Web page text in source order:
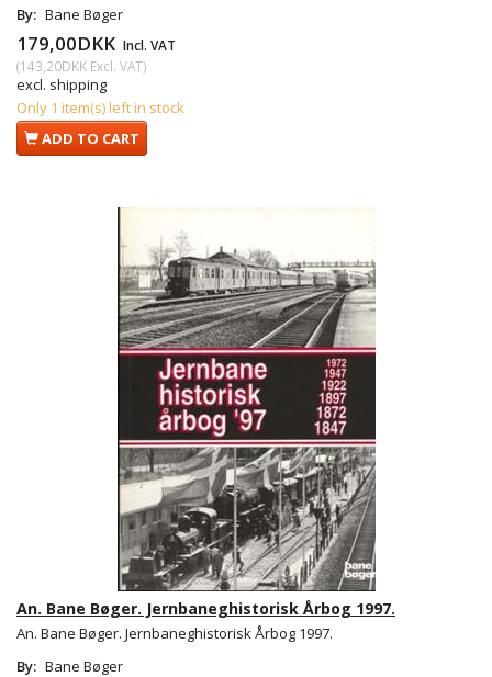
By: Bane Bøger
179,00DKK Incl. VAT
(143,20DKK Excl. VAT)
excl. shipping
Only 1 item(s) left in stock
ADD TO CART
An. Bane Bøger. Jernbaneghistorisk Årbog 1997.
An. Bane Bøger. Jernbaneghistorisk Årbog 1997.
By: Bane Bøger